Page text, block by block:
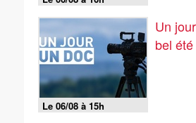
Le 06/08 à 15h
Un
bel